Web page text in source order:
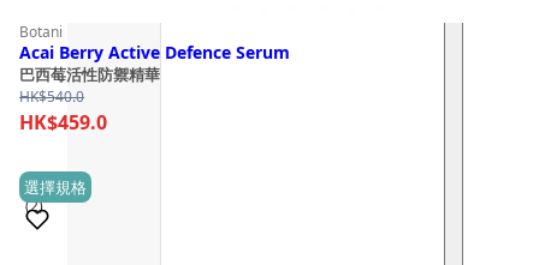
Botani
Acai Berry Active Defence Serum
巴西莓活性防禦精華
HK$540.0
HK$459.0
(2)
選擇規格This